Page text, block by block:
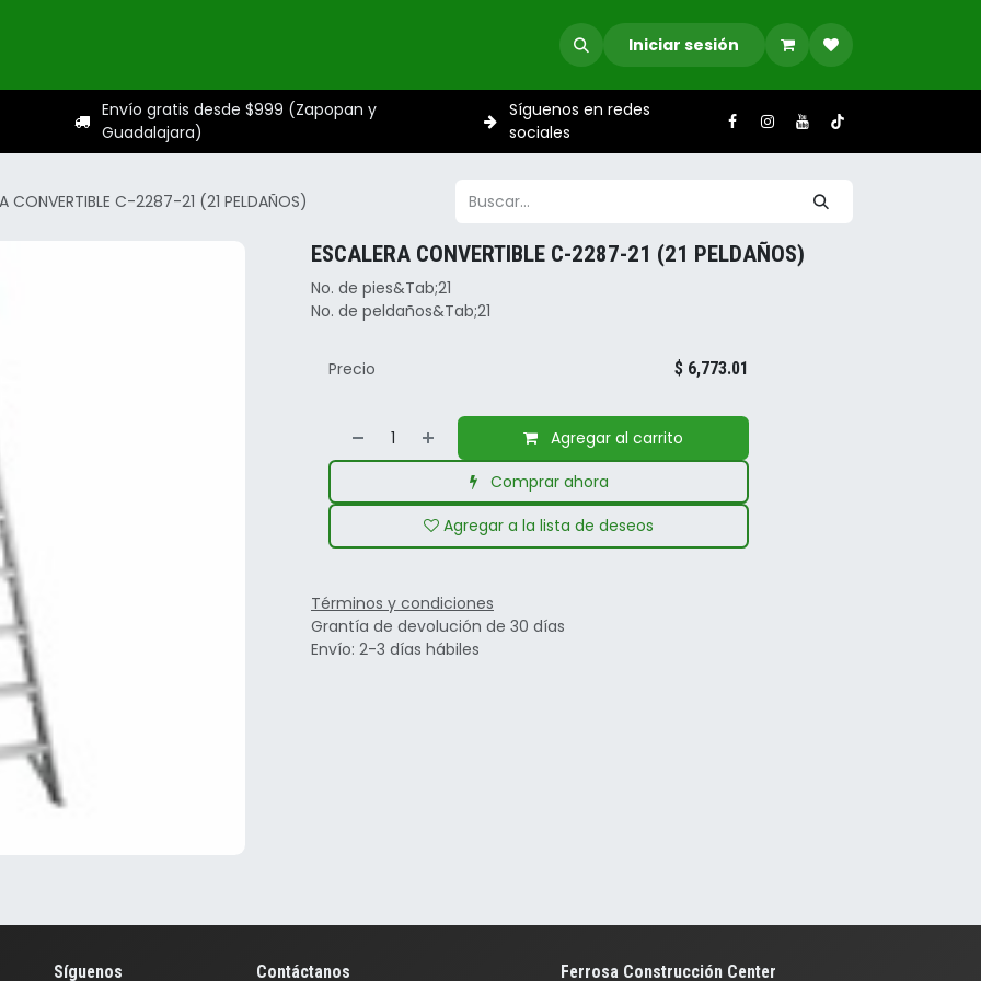
Iniciar sesión
Envío gratis desde $999 (Zapopan y
Guadalajara)
Síguenos en redes
sociales
CONVERTIBLE C-2287-21 (21 PELDAÑOS)
ESCALERA CONVERTIBLE C-2287-21 (21 PELDAÑOS)
No. de pies&Tab;21
No. de peldaños&Tab;21
Agregar al carrito
Comprar ahora
Agregar a la lista de deseos
Precio $ 6,773.01
Términos y condiciones
Grantía de devolución de 30 días
Envío: 2-3 días hábiles
Ferrosa Construcción Center
Síguenos Contáctanos